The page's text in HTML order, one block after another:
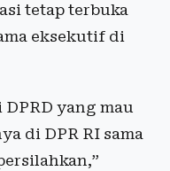
tetap terbuka
eksekutif di
yang mau
di DPR RI sama